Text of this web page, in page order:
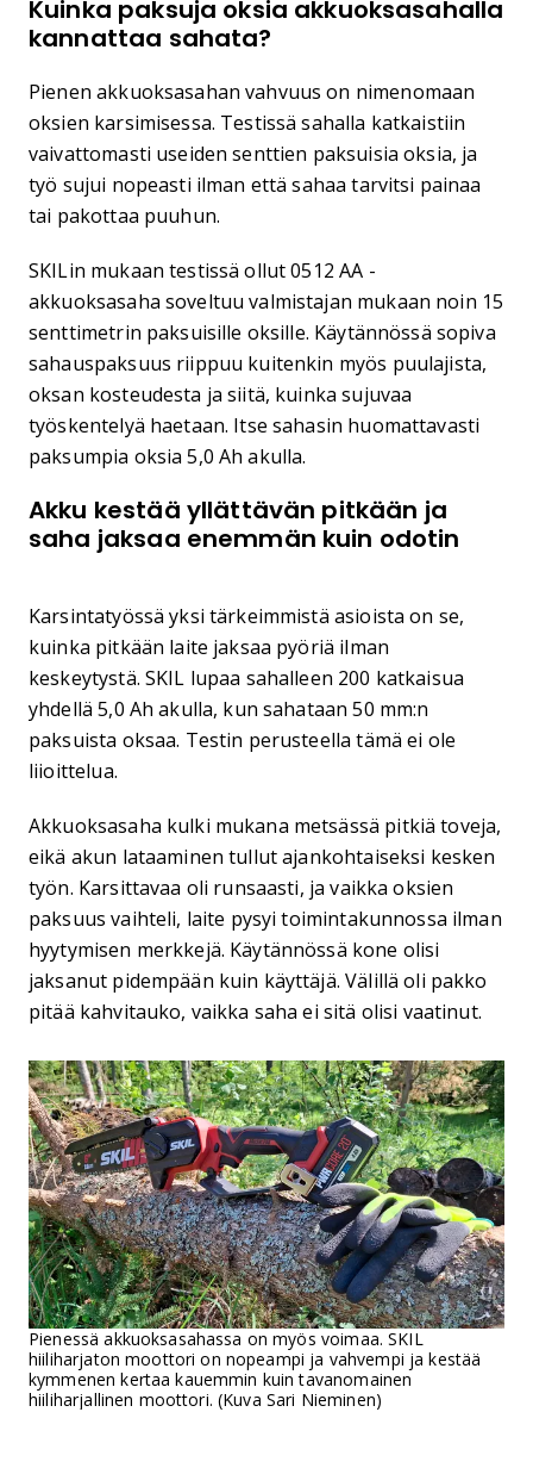
Kuinka paksuja oksia akkuoksasahalla
kannattaa sahata?
Pienen akkuoksasahan vahvuus on nimenomaan
oksien karsimisessa. Testissä sahalla katkaistiin
vaivattomasti useiden senttien paksuisia oksia, ja
työ sujui nopeasti ilman että sahaa tarvitsi painaa
tai pakottaa puuhun.
SKILin mukaan testissä ollut 0512 AA -
akkuoksasaha soveltuu valmistajan mukaan noin 15
senttimetrin paksuisille oksille. Käytännössä sopiva
sahauspaksuus riippuu kuitenkin myös puulajista,
oksan kosteudesta ja siitä, kuinka sujuvaa
työskentelyä haetaan. Itse sahasin huomattavasti
paksumpia oksia 5,0 Ah akulla.
Akku kestää yllättävän pitkään ja
saha jaksaa enemmän kuin odotin
Karsintatyössä yksi tärkeimmistä asioista on se,
kuinka pitkään laite jaksaa pyöriä ilman
keskeytystä. SKIL lupaa sahalleen 200 katkaisua
yhdellä 5,0 Ah akulla, kun sahataan 50 mm:n
paksuista oksaa. Testin perusteella tämä ei ole
liioittelua.
Akkuoksasaha kulki mukana metsässä pitkiä toveja,
eikä akun lataaminen tullut ajankohtaiseksi kesken
työn. Karsittavaa oli runsaasti, ja vaikka oksien
paksuus vaihteli, laite pysyi toimintakunnossa ilman
hyytymisen merkkejä. Käytännössä kone olisi
jaksanut pidempään kuin käyttäjä. Välillä oli pakko
pitää kahvitauko, vaikka saha ei sitä olisi vaatinut.
Pienessä akkuoksasahassa on myös voimaa. SKIL
hiiliharjaton moottori on nopeampi ja vahvempi ja kestää
kymmenen kertaa kauemmin kuin tavanomainen
hiiliharjallinen moottori. (Kuva Sari Nieminen)